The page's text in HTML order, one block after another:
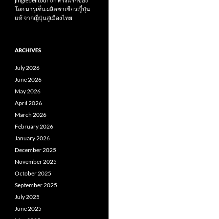
โลก มารุเซ็น ผลิตชาเขียวญี่ปุ่น
แท้ จากญี่ปุ่นสู่เมืองไทย
ARCHIVES
July 2026
June 2026
May 2026
April 2026
March 2026
February 2026
January 2026
December 2025
November 2025
October 2025
September 2025
July 2025
June 2025